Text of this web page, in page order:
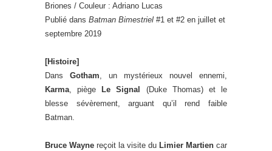
Briones / Couleur : Adriano Lucas
Publié dans Batman Bimestriel #1 et #2 en juillet et
septembre 2019
[Histoire]
Dans Gotham , un mystérieux nouvel ennemi,
Karma , piègeLe Signal (Duke Thomas) et le
blesse sévèrement, arguant qu’il rend faible
Batman.
Bruce Wayne reçoit la visite du Limier Martien car